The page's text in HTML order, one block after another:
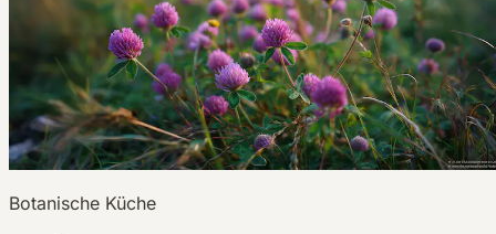
Botanische Küche